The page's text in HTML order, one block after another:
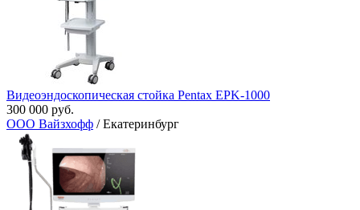
Видеоэндоскопическая стойка Pentax EPK-1000
300 000 руб.
ООО Вайзхофф / Екатеринбург